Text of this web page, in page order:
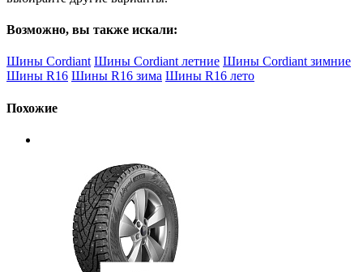
Возможно, вы также искали:
Шины Cordiant Шины Cordiant летние Шины Cordiant зимние
Шины R16 Шины R16 зима Шины R16 лето
Похожие